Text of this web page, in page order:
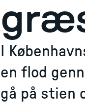
I
en flod
gå på stien